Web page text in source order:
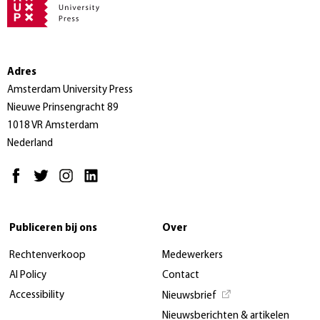
Adres
Amsterdam University Press
Nieuwe Prinsengracht 89
1018 VR Amsterdam
Nederland
Publiceren bij ons
Rechtenverkoop
AI Policy
Accessibility
Over
Medewerkers
Contact
Nieuwsbrief
Nieuwsberichten & artikelen